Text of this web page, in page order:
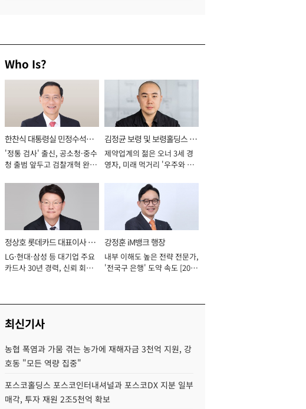
Who Is?
한찬식 대통령실 민정수석비
서관
'정통 검사' 출신, 공소청·중수
청 출범 앞두고 검찰개혁 완수
김정균 보령 및 보령홀딩스 대
표이사 사장
제약업계의 젊은 오너 3세 경
영자, 미래 먹거리 '우주와 헬
정상호 롯데카드 대표이사 사
장
LG·현대·삼성 등 대기업 주요
카드사 30년 경력, 신뢰 회복
강정훈 iM뱅크 행장
내부 이해도 높은 전략 전문가,
'전국구 은행' 도약 속도 [2026
최신기사
농협 폭염과 가뭄 겪는 농가에 재해자금 3천억 지원, 강
호동 "모든 역량 집중"
포스코홀딩스 포스코인터내셔널과 포스코DX 지분 일부
매각, 투자 재원 2조5천억 확보